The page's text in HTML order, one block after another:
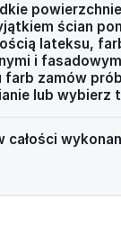
ścian
lateksu,
i
farb zamów
lub wybierz
całości